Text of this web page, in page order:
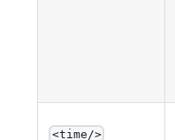
<time/>